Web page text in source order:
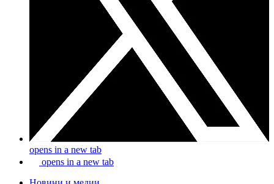
opens in a new tab
opens in a new tab